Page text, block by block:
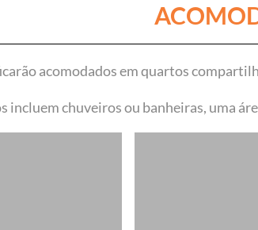
acomodados em quartos
incluem chuveiros ou banheiras, uma